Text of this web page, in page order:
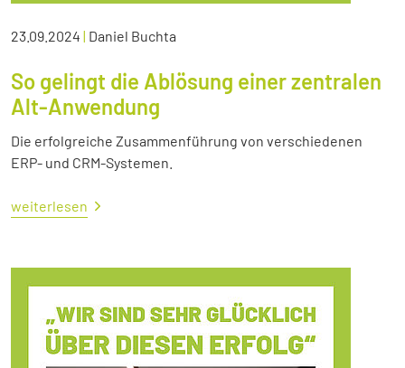
23.09.2024 | Daniel Buchta
So gelingt die Ablösung einer zentralen
Alt-Anwendung
Die erfolgreiche Zusammenführung von verschiedenen
ERP- und CRM-Systemen.
weiterlesen